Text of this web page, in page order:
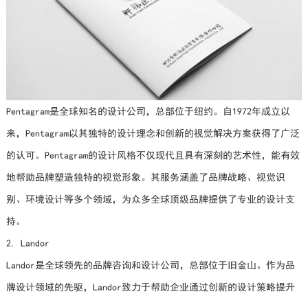
Pentagram是全球知名的设计公司，总部位于纽约。自1972年成立以
来，Pentagram以其独特的设计理念和创新的视觉解决方案获得了广泛
的认可。Pentagram的设计风格不仅现代且具有深刻的艺术性，能有效
地帮助品牌塑造独特的视觉形象。其服务涵盖了品牌战略、视觉识
别、环境设计等多个领域，为众多全球顶级品牌提供了专业的设计支
持。
2. Landor
Landor是全球领先的品牌咨询和设计公司，总部位于旧金山。作为品
牌设计领域的先驱，Landor致力于帮助企业通过创新的设计策略提升